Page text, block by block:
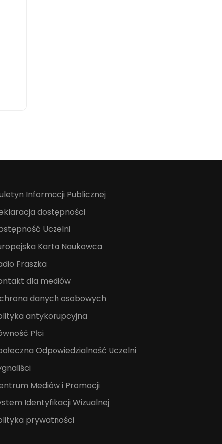
Informacji Publicznej
dostępności
Uczelni
Karta Naukowca
Fraszka
dla mediów
danych osobowych
antykorupcyjna
Płci
Odpowiedzialność Uczelni
Mediów i Promocji
Identyfikacji Wizualnej
prywatności